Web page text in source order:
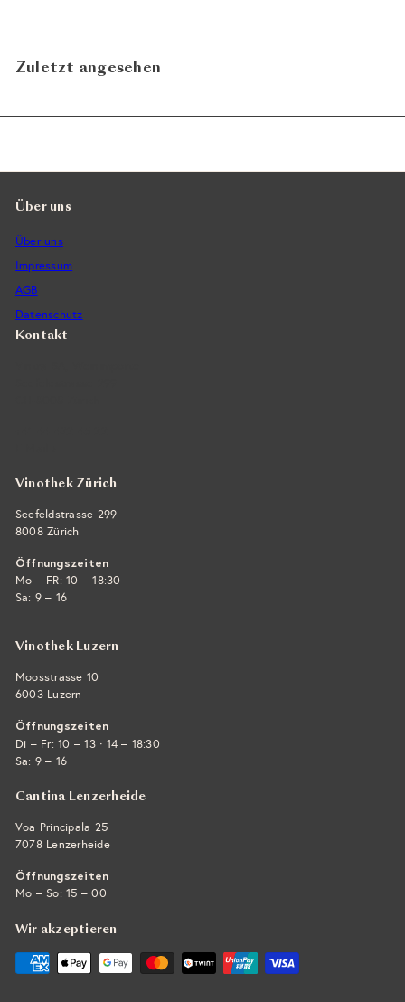
Zuletzt angesehen
Über uns
Über uns
Impressum
AGB
Datenschutz
Kontakt
Vinothek Zürich
Seefeldstrasse 299
8008 Zürich
Öffnungszeiten
Mo – FR: 10 – 18:30
Sa: 9 – 16
Vinothek Luzern
Moosstrasse 10
6003 Luzern
Öffnungszeiten
Di – Fr: 10 – 13 · 14 – 18:30
Sa: 9 – 16
Cantina Lenzerheide
Voa Principala 25
7078 Lenzerheide
Öffnungszeiten
Mo – So: 15 – 00
Wir akzeptieren